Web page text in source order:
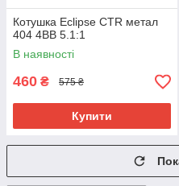
Котушка Eclipse CTR метал
404 4BB 5.1:1
В наявності
460 ₴ 575 ₴
Купити